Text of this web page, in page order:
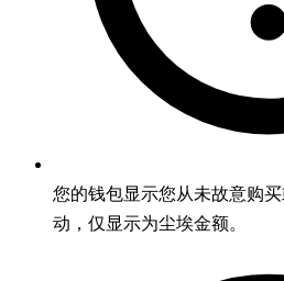
您的钱包显示您从未故意购
动，仅显示为尘埃金额。